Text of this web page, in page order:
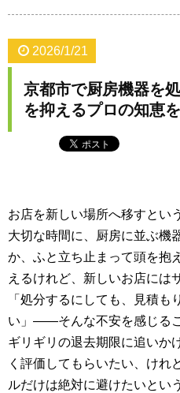
2026/1/21
京都市で厨房機器を
を抑えるプロの知恵
お店を新しい場所へ移すとい
大切な時間に、厨房に並ぶ機
か、ふと立ち止まって頭を抱
えるけれど、新しいお店には
「処分するにしても、見積
い」――そんな不安を感じる
ギリギリの退去期限に追いか
く評価してもらいたい、けれ
ルだけは絶対に避けたいとい